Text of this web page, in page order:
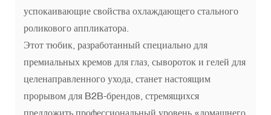
успокаивающие свойства охлаждающего стального
роликового аппликатора.
Этот тюбик, разработанный специально для
премиальных кремов для глаз, сывороток и гелей для
целенаправленного ухода, станет настоящим
прорывом для B2B-брендов, стремящихся
предложить профессиональный уровень «домашнего